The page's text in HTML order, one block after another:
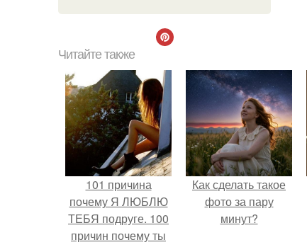
Читайте также
101 причина
почему Я ЛЮБЛЮ
ТЕБЯ подруге. 100
причин почему ты
Как сделать такое
фото за пару
минут?